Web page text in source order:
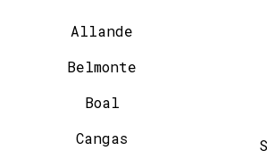
Allande
Belmonte
Boal
Cangas